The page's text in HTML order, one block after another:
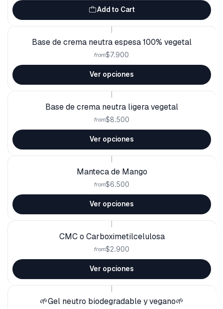
Add to Cart
Base de crema neutra espesa 100% vegetal
from$7.900
Ver opciones
Base de crema neutra ligera vegetal
from$8.500
Ver opciones
Manteca de Mango
from$6.500
Ver opciones
CMC o Carboximetilcelulosa
from$2.900
Ver opciones
🌱Gel neutro biodegradable y vegano🌱